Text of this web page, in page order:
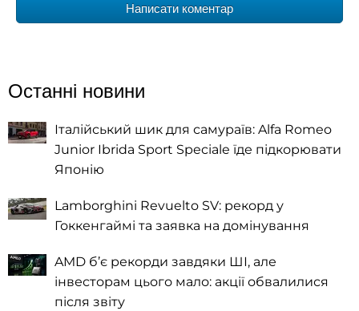
Написати коментар
Останні новини
Італійський шик для самураїв: Alfa Romeo
Junior Ibrida Sport Speciale їде підкорювати
Японію
Lamborghini Revuelto SV: рекорд у
Гоккенгаймі та заявка на домінування
AMD б’є рекорди завдяки ШІ, але
інвесторам цього мало: акції обвалилися
після звіту